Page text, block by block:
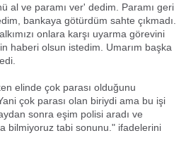
al ve paramı ver' dedim. Paramı geri
bankaya götürdüm sahte çıkmadı.
onlara karşı uyarma görevini
haberi olsun istedim. Umarım başka
elinde çok parası olduğunu
çok parası olan biriydi ama bu işi
sonra eşim polisi aradı ve
bilmiyoruz tabi sonunu." ifadelerini